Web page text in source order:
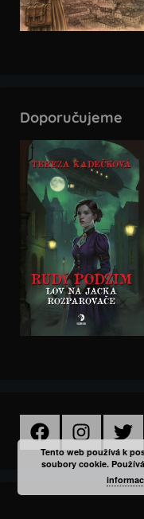
Doporučujeme
FacebookInstagram
Tento web používá k
soubory cookie.